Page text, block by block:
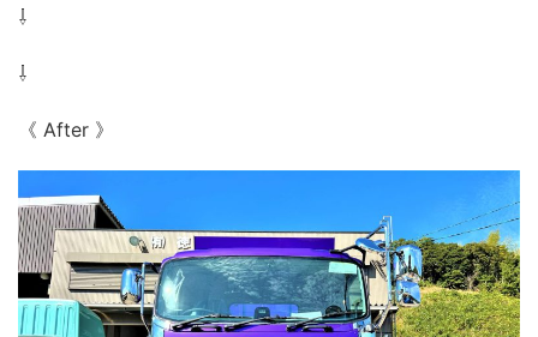
⇩
⇩
《 After 》